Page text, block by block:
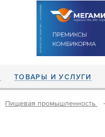
ТОВАРЫ И УСЛУГИ
Пищевая промышленность